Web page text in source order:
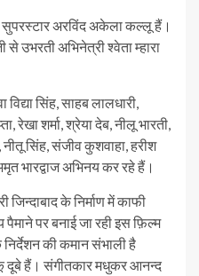
सुपरस्टार अरविंद अकेला कल्लू हैं।
से उभरती अभिनेत्री श्वेता म्हारा
विद्या सिंह, साहब लालधारी,
रेखा शर्मा, श्रेया देब, नीलू भारती,
नीतू सिंह, संजीव कुशवाहा, हरीश
भारद्वाज अभिनय कर रहे हैं।
के निर्माण में काफी
पैमाने पर बनाई जा रही इस फ़िल्म
निर्देशन की कमान संभाली है
दूबे हैं। संगीतकार मधुकर आनन्द